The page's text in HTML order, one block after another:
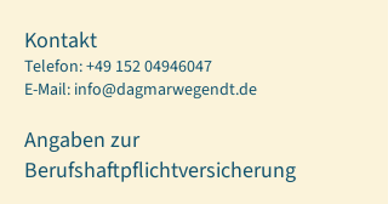
Kontakt
Telefon:+49 152 04946047
E-Mail: info@dagmarwegendt.de
Angaben zur
Berufshaftpflichtversicherung